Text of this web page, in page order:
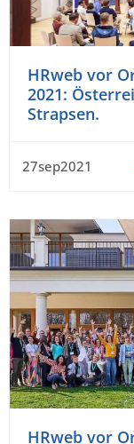
HRweb vor
2021:
Strapsen.
27sep2021
HRweb vor